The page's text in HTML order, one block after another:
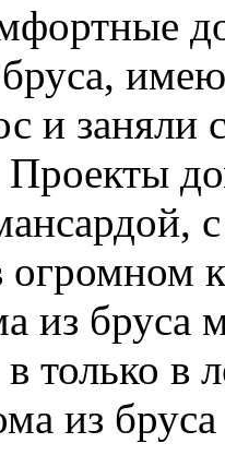
и
огромном
из бруса
только в
из